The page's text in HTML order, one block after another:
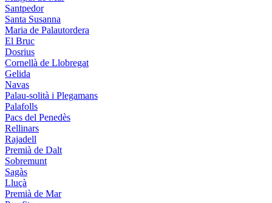
Santpedor
Santa Susanna
Maria de Palautordera
El Bruc
Dosrius
Cornellà de Llobregat
Gelida
Navas
Palau-solità i Plegamans
Palafolls
Pacs del Penedès
Rellinars
Rajadell
Premià de Dalt
Sobremunt
Sagàs
Lluçà
Premià de Mar